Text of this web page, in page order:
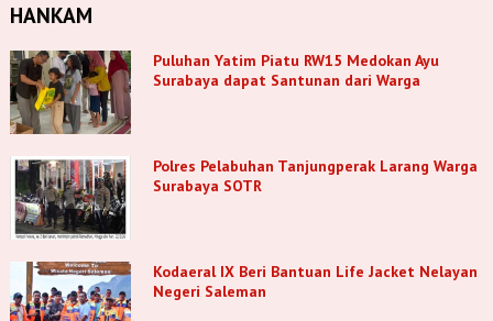
HANKAM
Puluhan Yatim Piatu RW15 Medokan Ayu
Surabaya dapat Santunan dari Warga
Polres Pelabuhan Tanjungperak Larang Warga
Surabaya SOTR
Kodaeral IX Beri Bantuan Life Jacket Nelayan
Negeri Saleman